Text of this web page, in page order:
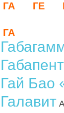
ГА
ГЕ
ГА
Гай Бао
Галавит